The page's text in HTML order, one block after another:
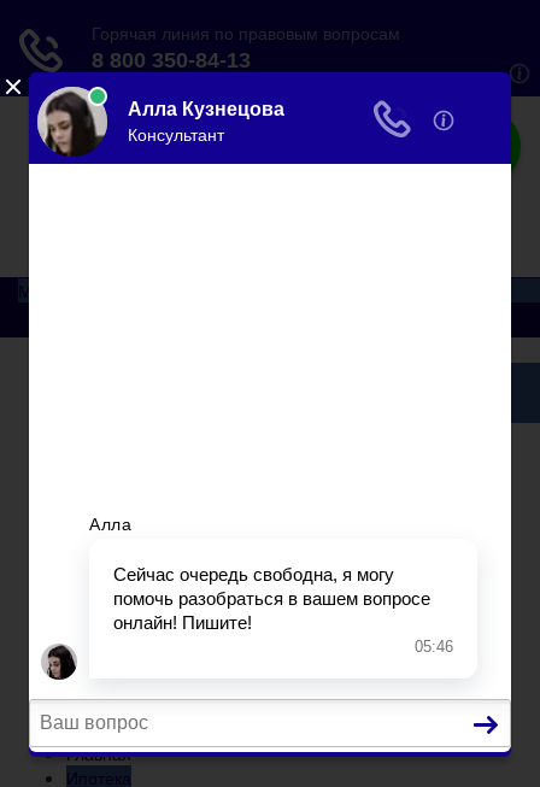
Все по закону
Дарение
Автоюрист
Страхование
Вопросы и ответы
Главная